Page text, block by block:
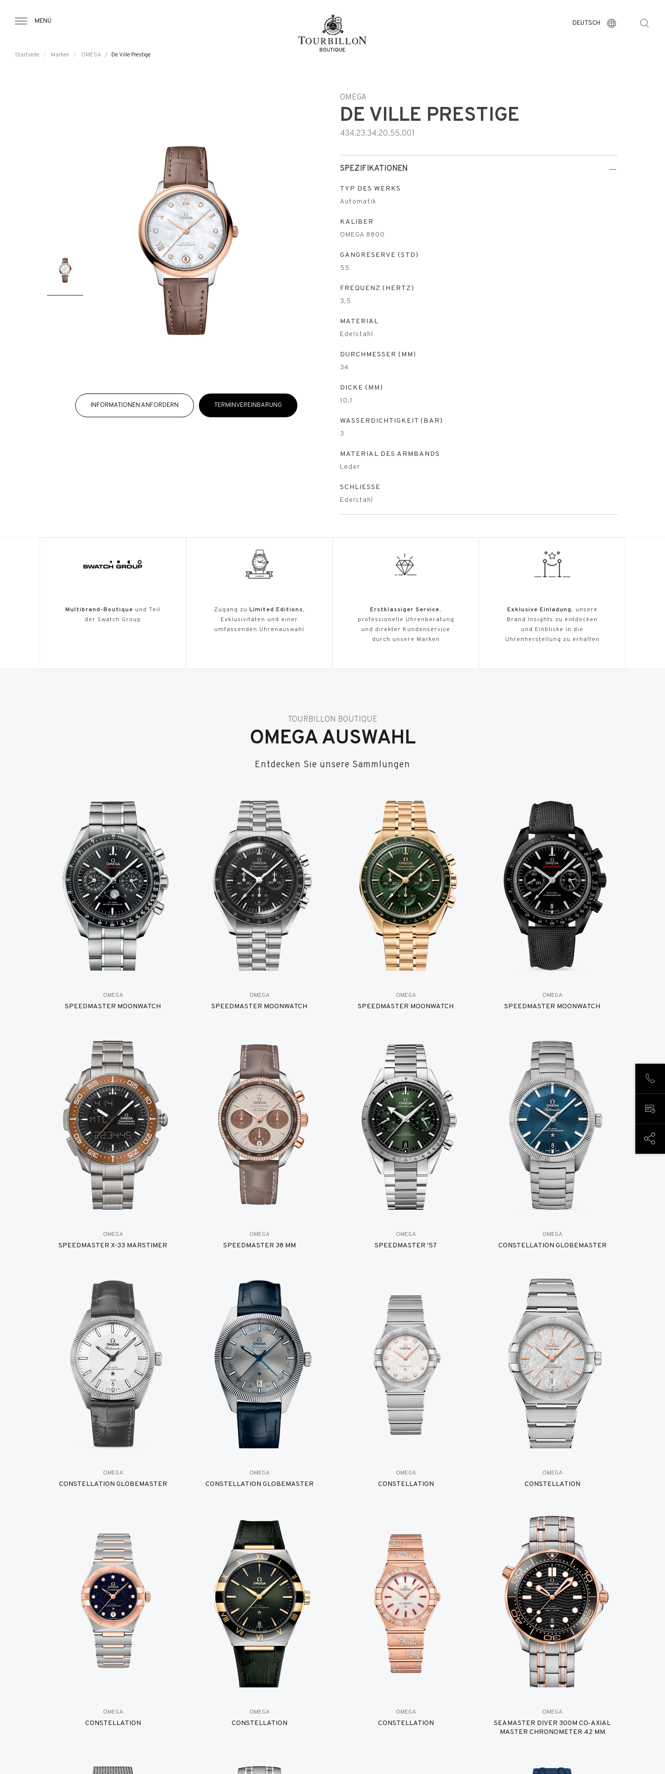
MENÜ DEUTSCH
Startseite Marken OMEGA De Ville Prestige
INFORMATIONEN ANFORDERN TERMINVEREINBARUNG
OMEGA
DE VILLE PRESTIGE
434.23.34.20.55.001
SPEZIFIKATIONEN
TYP DES WERKS
Automatik
KALIBER
OMEGA 8800
GANGRESERVE (STD)
55
FREQUENZ (HERTZ)
3,5
MATERIAL
Edelstahl
DURCHMESSER (MM)
34
DICKE (MM)
10,1
WASSERDICHTIGKEIT (BAR)
3
MATERIAL DES ARMBANDS
Leder
SCHLIESSE
Edelstahl
Multibrand-Boutique und Teil
der Swatch Group
Zugang zu Limited Editions,
Exklusivitäten und einer
umfassenden Uhrenauswahl
Erstklassiger Service,
professionelle Uhrenberatung
und direkter Kundenservice
durch unsere Marken
Exklusive Einladung, unsere
Brand Insights zu entdecken
und Einblicke in die
Uhrenherstellung zu erhalten
TOURBILLON BOUTIQUE
OMEGA AUSWAHL
Entdecken Sie unsere Sammlungen
OMEGA
SPEEDMASTER MOONWATCH
OMEGA
SPEEDMASTER MOONWATCH
OMEGA
SPEEDMASTER MOONWATCH
OMEGA
SPEEDMASTER MOONWATCH
OMEGA
SPEEDMASTER X-33 MARSTIMER
OMEGA
SPEEDMASTER 38 MM
OMEGA
SPEEDMASTER '57
OMEGA
CONSTELLATION GLOBEMASTER
OMEGA
CONSTELLATION GLOBEMASTER
OMEGA
CONSTELLATION GLOBEMASTER
OMEGA
CONSTELLATION
OMEGA
CONSTELLATION
OMEGA
CONSTELLATION
OMEGA
CONSTELLATION
OMEGA
CONSTELLATION
OMEGA
SEAMASTER DIVER 300M CO‑AXIAL
MASTER CHRONOMETER 42 MM